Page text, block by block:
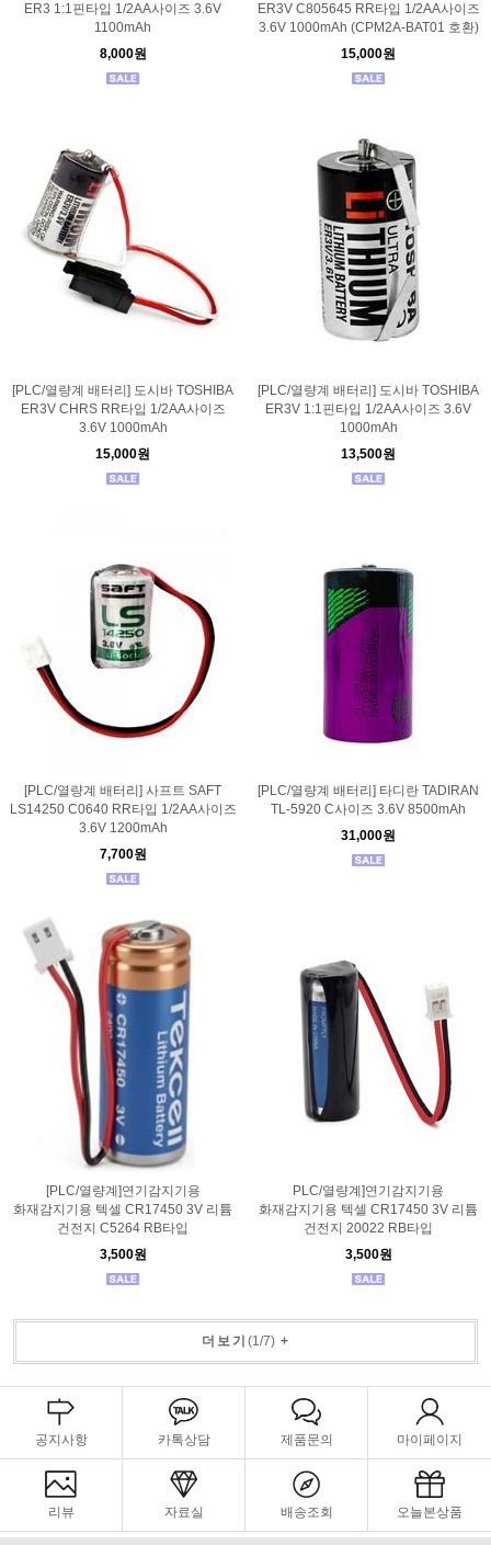
ER3 1:1핀타입 1/2AA사이즈 3.6V
1100mAh
8,000원
ER3V C805645 RR타입 1/2AA사이즈
3.6V 1000mAh (CPM2A-BAT01 호환)
15,000원
[PLC/열량계 배터리] 도시바 TOSHIBA
ER3V CHRS RR타입 1/2AA사이즈
3.6V 1000mAh
15,000원
[PLC/열량계 배터리] 도시바 TOSHIBA
ER3V 1:1핀타입 1/2AA사이즈 3.6V
1000mAh
13,500원
[PLC/열량계 배터리] 사프트 SAFT
LS14250 C0640 RR타입 1/2AA사이즈
3.6V 1200mAh
7,700원
[PLC/열량계 배터리] 타디란 TADIRAN
TL-5920 C사이즈 3.6V 8500mAh
31,000원
[PLC/열량계]연기감지기용
화재감지기용 텍셀 CR17450 3V 리튬
건전지 C5264 RB타입
3,500원
PLC/열량계]연기감지기용
화재감지기용 텍셀 CR17450 3V 리튬
건전지 20022 RB타입
3,500원
더보기 (1/7)+
공지사항 카톡상담 제품문의 마이페이지
리뷰 자료실 배송조회 오늘본상품